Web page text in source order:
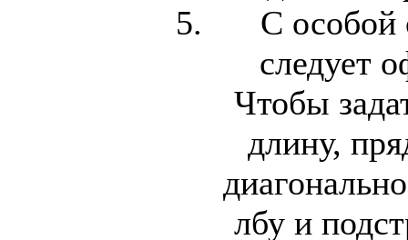
С особой
следует
Чтобы
длину,
лбу и